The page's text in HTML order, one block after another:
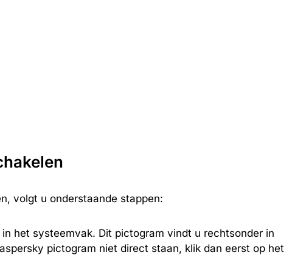
volgt u onderstaande stappen:
het systeemvak. Dit pictogram vindt u rechtsonder in
pictogram niet direct staan, klik dan eerst op het